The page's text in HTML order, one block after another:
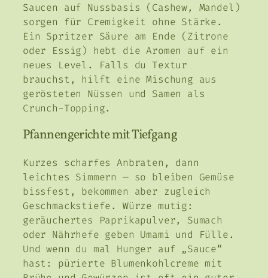
Saucen auf Nussbasis (Cashew, Mandel)
sorgen für Cremigkeit ohne Stärke.
Ein Spritzer Säure am Ende (Zitrone
oder Essig) hebt die Aromen auf ein
neues Level. Falls du Textur
brauchst, hilft eine Mischung aus
gerösteten Nüssen und Samen als
Crunch-Topping.
Pfannengerichte mit Tiefgang
Kurzes scharfes Anbraten, dann
leichtes Simmern — so bleiben Gemüse
bissfest, bekommen aber zugleich
Geschmackstiefe. Würze mutig:
geräuchertes Paprikapulver, Sumach
oder Nährhefe geben Umami und Fülle.
Und wenn du mal Hunger auf „Sauce“
hast: pürierte Blumenkohlcreme mit